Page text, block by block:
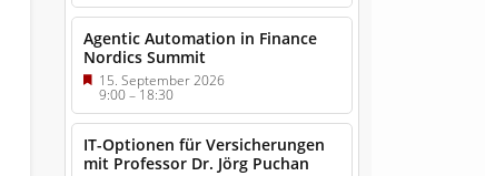
Agentic Automation in Finance
Nordics Summit
15. September 2026
9:00–18:30
IT-Optionen für Versicherungen
mit Professor Dr. Jörg Puchan